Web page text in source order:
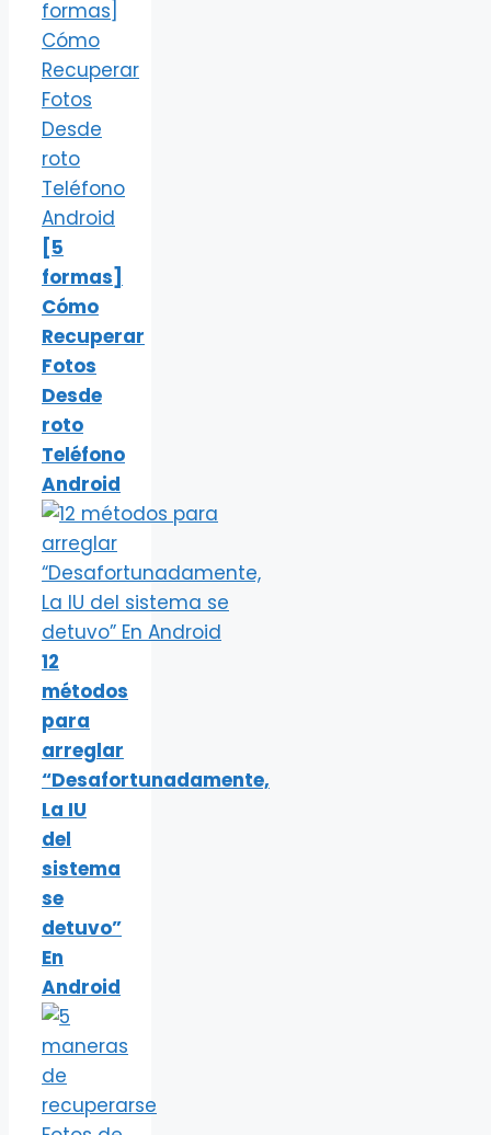
[5
formas]
Cómo
Recuperar
Fotos
Desde
roto
Teléfono
Android
12
métodos
para
arreglar
“Desafortunadamente,
La IU
del
sistema
se
detuvo”
En
Android